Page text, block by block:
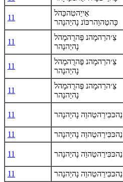
11
אַייַהטִהכַּהל
כָּהטַהוַהרכּוֹנ נָהיַהנָהר
11
צֵ׳הרַהמָהנ פֶּהרֻהמָהל
נָהיַהנָהר
11
צֵ׳הרַהמָהנ פֶּהרֻהמָהל
נָהיַהנָהר
11
צֵ׳הרַהמָהנ פֶּהרֻהמָהל
נָהיַהנָהר
11 נַהכּכִּירַהטֵהוַה נָהיַהנָהר
11
נַהכּכִּירַהטֵהוַה נָהיַהנָהר
11 נַהכּכִּירַהטֵהוַה נָהיַהנָהר
11
נַהכּכִּירַהטֵהוַה נָהיַהנָהר